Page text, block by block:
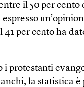
il 50 per cento
41 per cento ha
i protestanti
la statistica è